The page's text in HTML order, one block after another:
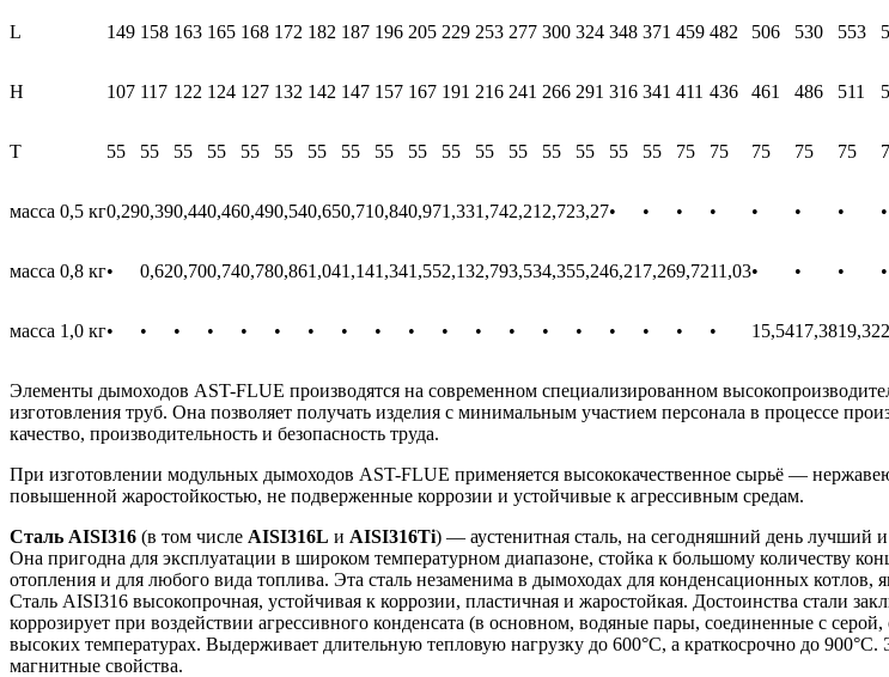
L 149 158 163 165 168 172 182 187 196 205 229 253 277 300 324 348 371 459 482 506 530 553
H 107 117 122 124 127 132 142 147 157 167 191 216 241 266 291 316 341 411 436 461 486 511
T 55 55 55 55 55 55 55 55 55 55 55 55 55 55 55 55 55 75 75 75 75 75
масса 0,5 кг0,290,390,440,460,490,540,650,710,840,971,331,742,21 2,723,27• • • • • • • •
масса 0,8 кг• 0,620,700,740,780,861,041,141,341,552,132,793,534,355,246,21 7,269,7211,03• • • •
масса 1,0 кг• • • • • • • • • • • • • • • • • • • 15,5417,3819,32
Элементы дымоходов AST-FLUE производятся на современном специализированном
изготовления труб. Она позволяет получать изделия с минимальным участием персонала в процессе
качество, производительность и безопасность труда.
При изготовлении модульных дымоходов AST-FLUE применяется высококачественное сырьё —
повышенной жаростойкостью, не подверженные коррозии и устойчивые к агрессивным средам.
Сталь AISI316 (в том числе AISI316L и AISI316Ti) — аустенитная сталь, на сегодняшний день лучший
Она пригодна для эксплуатации в широком температурном диапазоне, стойка к большому количеству
отопления и для любого вида топлива. Эта сталь незаменима в дымоходах для конденсационных
Сталь AISI316 высокопрочная, устойчивая к коррозии, пластичная и жаростойкая. Достоинства стали
коррозирует при воздействии агрессивного конденсата (в основном, водяные пары, соединенные с
высоких температурах. Выдерживает длительную тепловую нагрузку до 600°С, а краткосрочно до
магнитные свойства.